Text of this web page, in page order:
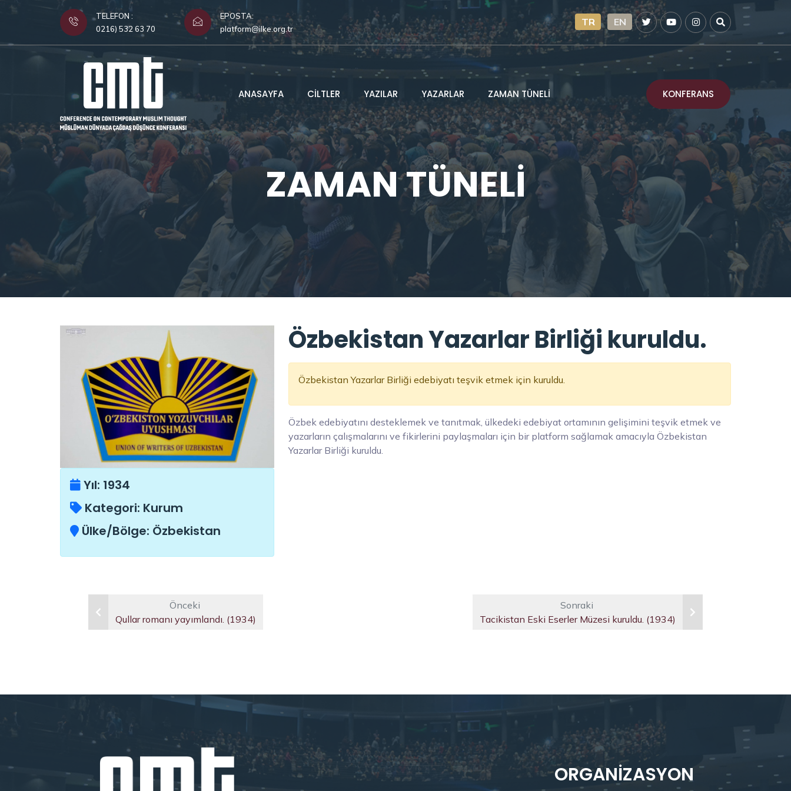
TELEFON :
0216) 532 63 70
EPOSTA:
platform@ilke.org.tr
TR EN
ANASAYFA CİLTLER YAZILAR YAZARLAR ZAMAN TÜNELİ KONFERANS
ZAMAN TÜNELİ
Yıl: 1934
Kategori: Kurum
Ülke/Bölge: Özbekistan
Özbekistan Yazarlar Birliği kuruldu.
Özbekistan Yazarlar Birliği edebiyatı teşvik etmek için kuruldu.
Özbek edebiyatını desteklemek ve tanıtmak, ülkedeki edebiyat ortamının gelişimini teşvik etmek ve
yazarların çalışmalarını ve fikirlerini paylaşmaları için bir platform sağlamak amacıyla Özbekistan
Yazarlar Birliği kuruldu.
Önceki
Qullar romanı yayımlandı. (1934)
Sonraki
Tacikistan Eski Eserler Müzesi kuruldu. (1934)
ORGANIZASYON